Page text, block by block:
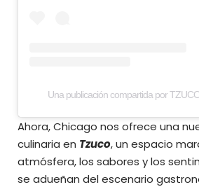
Una publicación compartida por
Ahora, Chicago nos ofrece una
culinaria en Tzuco, un espacio
atmósfera, los sabores y los
se adueñan del escenario